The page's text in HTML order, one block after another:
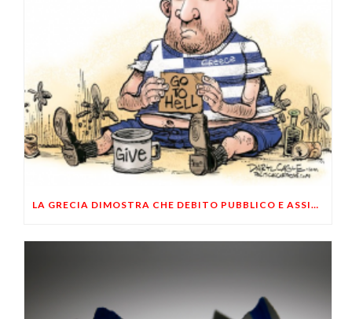
LA GRECIA DIMOSTRA CHE DEBITO PUBBLICO E ASSISTENZIALISMO PORTANO AL DEFAULT